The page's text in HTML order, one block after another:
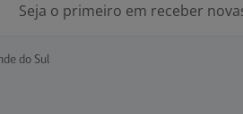
Seja o primeiro em receber
do Sul